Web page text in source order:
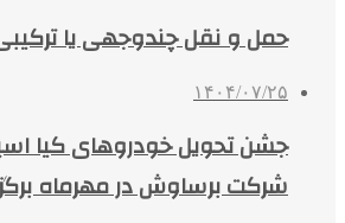
حمل و نقل چندوجهی یا
۱۴۰۴/۰۷/۲۵
جشن تحویل خودروهای کیا
شرکت برساوش در مهرماه